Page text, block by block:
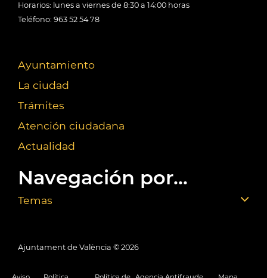
Horarios: lunes a viernes de 8:30 a 14:00 horas
Teléfono: 963 52 54 78
Ayuntamiento
La ciudad
Trámites
Atención ciudadana
Actualidad
Navegación por...
Temas
Ajuntament de València © 2026